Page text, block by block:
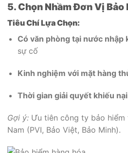
5. Chọn Nhầm Đơn Vị Bảo
Tiêu Chí Lựa Chọn:
Có văn phòng tại nước nhập
sự cố
Kinh nghiệm với mặt hàng
Thời gian giải quyết khiếu
Gợi ý: Ưu tiên công ty bảo
Nam (PVI, Bảo Việt, Bảo Minh).